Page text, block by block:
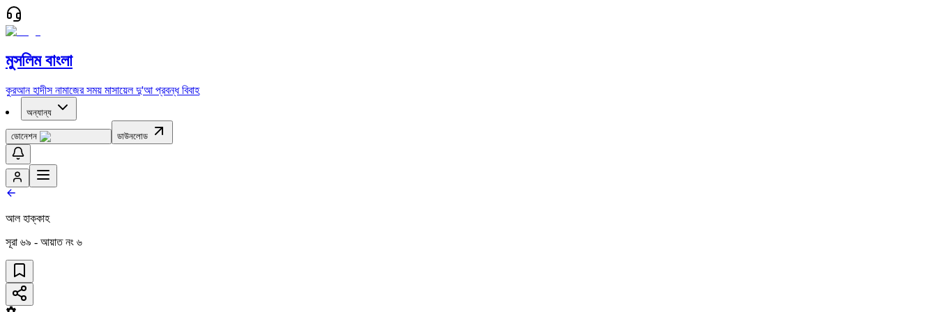
মুসলিম বাংলা
কুরআন হাদীস নামাজের সময় মাসায়েল দু'আ প্রবন্ধ বিবাহ
অন্যান্য
ডোনেশন ডাউনলোড
আল হাক্কাহ
সূরা ৬৯ - আয়াত নং ৬